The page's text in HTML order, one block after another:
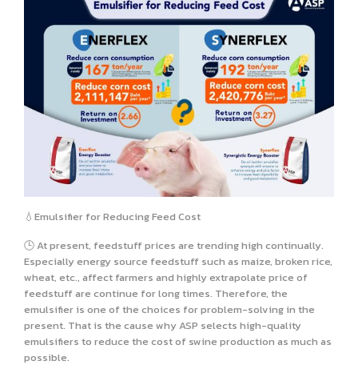
💧Emulsifier for Reducing Feed Cost
🕒 At present, feedstuff prices are trending high continually.
Especially energy source feedstuff such as maize, broken rice,
wheat, etc., affect farmers and highly extrapolate price of
feedstuff are continue for long times. Therefore, the
emulsifier is one of the choices for problem-solving in the
present. That is the cause why ASP selects high-quality
emulsifiers to reduce the cost of swine production as much as
possible.